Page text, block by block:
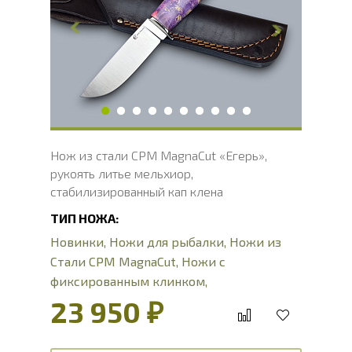
Толщина обуха, мм
Ширина рукояти, мм
31
Длина рукояти, мм
122
Толщина рукояти, мм
20
Твердость клинка, HRC
62 - 64 HRC
Вес, г
Нож из стали CPM MagnaCut «Егерь»,
рукоять литье мельхиор,
стабилизированный кап клена
ТИП НОЖА:
Новинки, Ножи для рыбалки, Ножи из
Стали CPM MagnaCut, Ножи с
фиксированным клинком,
Туристические ножи
23 950 ₽